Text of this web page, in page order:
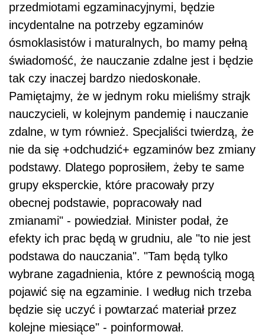
przedmiotami egzaminacyjnymi, będzie
incydentalne na potrzeby egzaminów
ósmoklasistów i maturalnych, bo mamy pełną
świadomość, że nauczanie zdalne jest i będzie
tak czy inaczej bardzo niedoskonałe.
Pamiętajmy, że w jednym roku mieliśmy strajk
nauczycieli, w kolejnym pandemię i nauczanie
zdalne, w tym również. Specjaliści twierdzą, że
nie da się +odchudzić+ egzaminów bez zmiany
podstawy. Dlatego poprosiłem, żeby te same
grupy eksperckie, które pracowały przy
obecnej podstawie, popracowały nad
zmianami" - powiedział. Minister podał, że
efekty ich prac będą w grudniu, ale "to nie jest
podstawa do nauczania". "Tam będą tylko
wybrane zagadnienia, które z pewnością mogą
pojawić się na egzaminie. I według nich trzeba
będzie się uczyć i powtarzać materiał przez
kolejne miesiące" - poinformował.